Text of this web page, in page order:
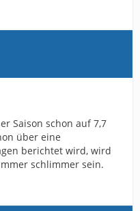
Saison schon auf 7,7
über eine
berichtet wird, wird
schlimmer sein.